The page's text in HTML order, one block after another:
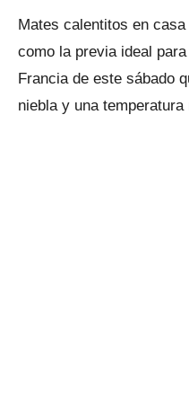
Mates calentitos en
como la previa ideal
Francia de este sábado
niebla y una